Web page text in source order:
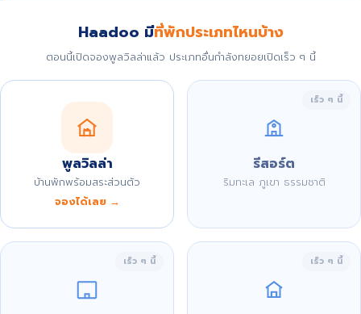
Haadoo มีที่พักประเภทไหนบ้าง
ตอนนี้เปิดจองพูลวิลล่าแล้ว ประเภทอื่นกำลังทยอยเปิดเร็ว ๆ นี้
พูลวิลล่า
บ้านพักพร้อมสระส่วนตัว
จองได้เลย →
เร็ว ๆ นี้
รีสอร์ต
ริมทะเล ภูเขา ธรรมชาติ
เร็ว ๆ นี้ เร็ว ๆ นี้